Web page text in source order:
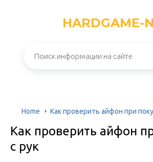
HARDGAME-
Home Как проверить айфон при
Как проверить айфон
с рук